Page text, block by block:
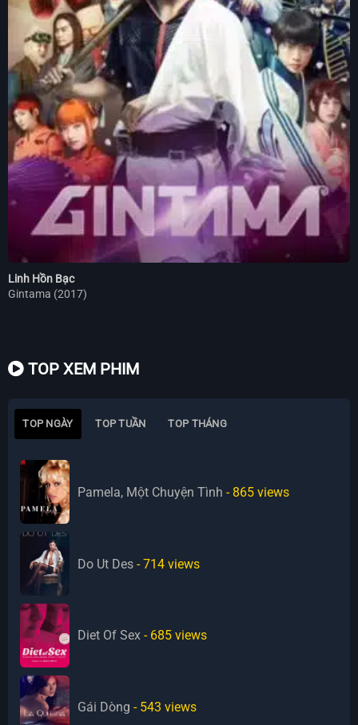
Linh Hồn Bạc
Gintama (2017)
TOP XEM PHIM
TOP NGÀY TOP TUẦN TOP THÁNG
Pamela, Một Chuyện Tình - 865 views
Do Ut Des - 714 views
Diet Of Sex - 685 views
Gái Dòng - 543 views